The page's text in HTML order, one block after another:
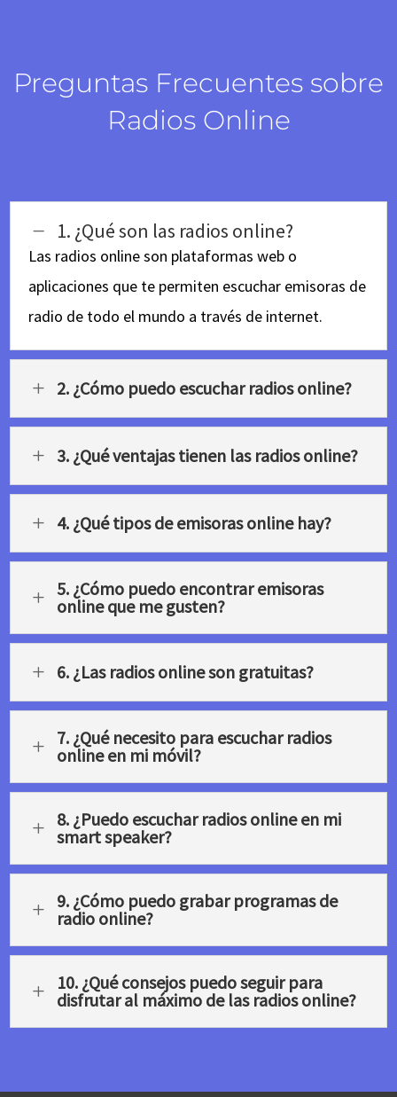
Preguntas Frecuentes sobre
Radios Online
K 1. ¿Qué son las radios online?
Las radios online son plataformas web o
aplicaciones que te permiten escuchar emisoras de
radio de todo el mundo a través de internet.
L 2. ¿Cómo puedo escuchar radios online?
L 3. ¿Qué ventajas tienen las radios online?
L 4. ¿Qué tipos de emisoras online hay?
L
5. ¿Cómo puedo encontrar emisoras
online que me gusten?
L 6. ¿Las radios online son gratuitas?
L
7. ¿Qué necesito para escuchar radios
online en mi móvil?
L
8. ¿Puedo escuchar radios online en mi
smart speaker?
L
9. ¿Cómo puedo grabar programas de
radio online?
L
10. ¿Qué consejos puedo seguir para
disfrutar al máximo de las radios online?